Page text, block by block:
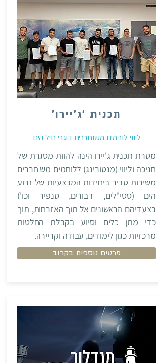
תכנית ׳ג׳יירו׳
ליווי לוחמים משוחררים בוגרי חיל הים
מטרת תכנית ג'יירו הינה להוות מסגרת של
חניכה וליווי (מנטורינג) ללוחמים משוחררים
משירות סדיר ביחידות המבצעיות של זרוע
הים (סטי"לים, דבורים, סנפיר וכו')
בצעדיהם הראשונים אל תוך האזרחות, תוך
כדי מתן כלים וסיוע בקבלת החלטות
מרכזיות כגון לימודים, עבודה וקריירה.
פרטים נוספים בקרוב